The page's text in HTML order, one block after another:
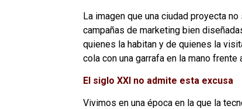
La imagen que una ciudad proyecta
campañas de marketing bien
quienes la habitan y de quienes la
cola con una garrafa en la mano frente
El siglo XXI no admite esta excusa
Vivimos en una época en la que la